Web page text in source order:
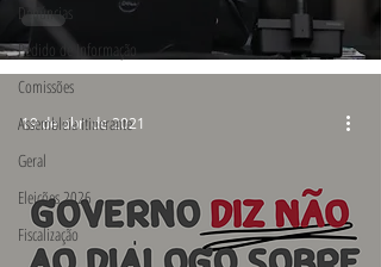
Denúncias
Pedido de Informação
Comissões
Assembleia Itinerante
Geral
Eleições 2026
Fiscalização
19 de abr. de 2021